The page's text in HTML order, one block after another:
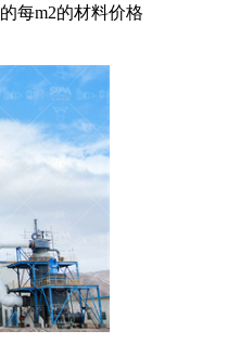
每m2的材料价格